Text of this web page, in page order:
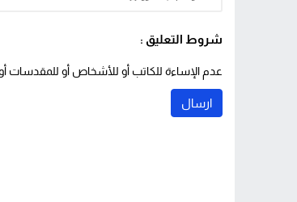
شروط التعليق :
عدم الإساءة للكاتب أو للأشخاص أو للمقدسات أو